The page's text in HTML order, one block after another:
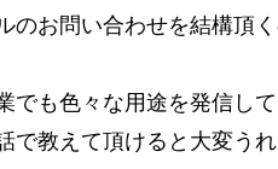
のお問い合わせを結構頂
でも色々な用途を発信し
で教えて頂けると大変うれ